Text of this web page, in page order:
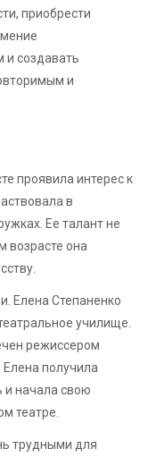
приобрести
создавать
и
проявила интерес к
в
Ее талант не
возрасте она
Елена Степаненко
училище.
режиссером
получила
и начала свою
театре.
трудными для